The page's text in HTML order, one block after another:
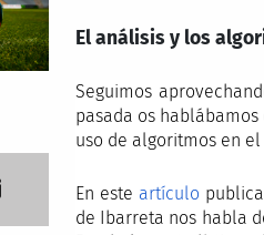
El análisis y los
Seguimos
pasada os hablábamos
uso de algoritmos en
En este artículo
de Ibarreta nos habla